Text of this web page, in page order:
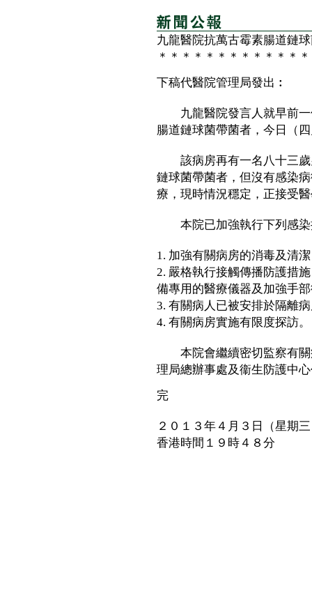
九龍醫院抗萬古霉素腸道鏈
＊＊＊＊＊＊＊＊＊＊＊＊
下稿代醫院管理局發出︰
九龍醫院發言人就早前一
腸道鏈球菌帶菌者，今日（
該病房再有一名八十三歲
鏈球菌帶菌者，但沒有感染
療，現時情況穩定，正接受
本院已加強執行下列感染
1. 加強有關病房的消毒及清
2. 嚴格執行接觸傳播防護措
備專用的醫療儀器及加強手
3. 有關病人已被安排於隔離
4. 有關病房實施有限度探訪。
本院會繼續密切監察有關
理局總辦事處及衞生防護中
完
２０１３年４月３日（星期
香港時間１９時４８分